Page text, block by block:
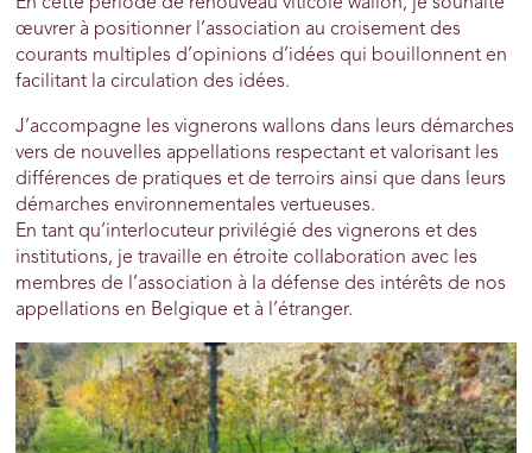
œuvrer à positionner l’association au croisement des
courants multiples d’opinions d’idées qui bouillonnent en
facilitant la circulation des idées.
J’accompagne les vignerons wallons dans leurs démarches
vers de nouvelles appellations respectant et valorisant les
différences de pratiques et de terroirs ainsi que dans leurs
démarches environnementales vertueuses.
En tant qu’interlocuteur privilégié des vignerons et des
institutions, je travaille en étroite collaboration avec les
membres de l’association à la défense des intérêts de nos
appellations en Belgique et à l’étranger.